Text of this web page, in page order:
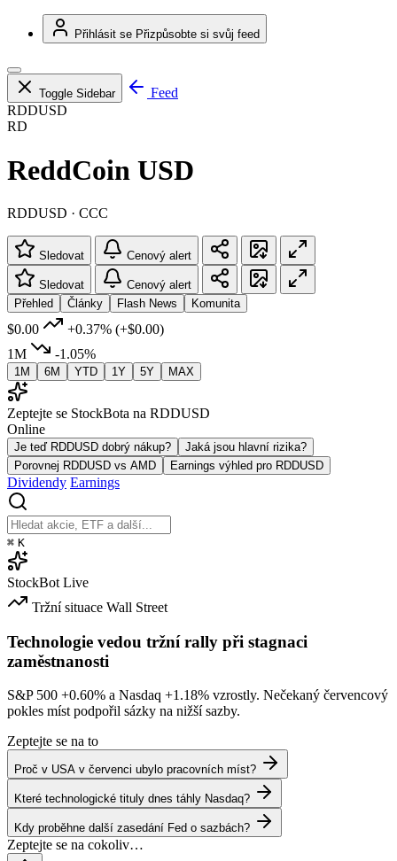
Přihlásit se Přizpůsobte si svůj feed
Toggle Sidebar
Feed
RDDUSD
RD
ReddCoin USD
RDDUSD · CCC
Sledovat Cenový alert
Sledovat
Cenový alert
Přehled
Články Flash News Komunita
$0.00 +0.37% (+$0.00)
1M
-1.05%
1M 6M YTD 1Y 5Y MAX
Zeptejte se StockBota na RDDUSD
Online
Je teď RDDUSD dobrý nákup?
Jaká jsou hlavní rizika?
Porovnej RDDUSD vs AMD
Earnings výhled pro RDDUSD
Dividendy Earnings
⌘ K
StockBot Live
Tržní situace Wall Street
Technologie vedou tržní rally při stagnaci
zaměstnanosti
S&P 500 +0.60% a Nasdaq +1.18% vzrostly. Nečekaný červencový
pokles míst podpořil sázky na nižší sazby.
Zeptejte se na to
Proč v USA v červenci ubylo pracovních míst?
Které technologické tituly dnes táhly Nasdaq?
Kdy proběhne další zasedání Fed o sazbách?